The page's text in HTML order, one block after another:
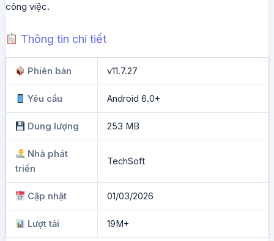
công việc.
Thông tin chi tiết
Phiên bản v11.7.27
Yêu cầu Android 6.0+
Dung lượng 253 MB
Nhà phát
triển
TechSoft
Cập nhật 01/03/2026
Lượt tải 19M+